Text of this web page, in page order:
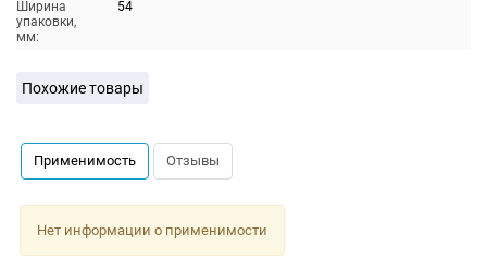
Ширина
упаковки,
мм:
54
Похожие товары
Применимость Отзывы
Нет информации о применимости